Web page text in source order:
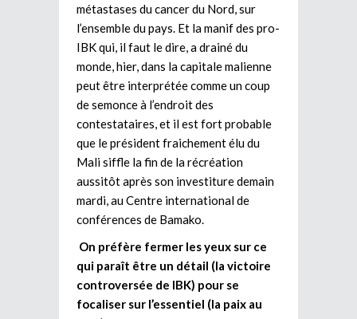
métastases du cancer du Nord, sur
l’ensemble du pays. Et la manif des pro-
IBK qui, il faut le dire, a drainé du
monde, hier, dans la capitale malienne
peut être interprétée comme un coup
de semonce à l’endroit des
contestataires, et il est fort probable
que le président fraichement élu du
Mali siffle la fin de la récréation
aussitôt après son investiture demain
mardi, au Centre international de
conférences de Bamako.
On préfère fermer les yeux sur ce
qui paraît être un détail (la victoire
controversée de IBK) pour se
focaliser sur l’essentiel (la paix au